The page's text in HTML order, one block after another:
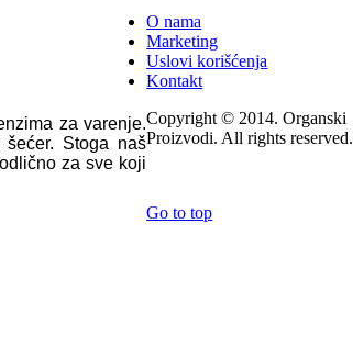
za varenje.
Stoga naš
za sve koji
O nama
Marketing
Uslovi korišćenja
Kontakt
Copyright © 2014. Organski
Proizvodi. All rights reserved.
Go to top